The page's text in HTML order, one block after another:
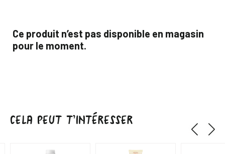
Ce produit n’est pas disponible en magasin
pour le moment.
CELA PEUT T’INTÉRESSER